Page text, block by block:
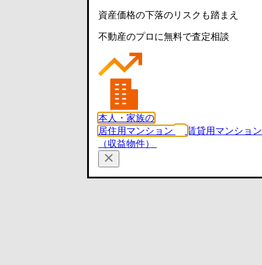
資産価格の下落のリスクも踏まえ
不動産のプロに無料で査定相談
本人・家族の
居住用マンション
賃貸用マンション
（収益物件）